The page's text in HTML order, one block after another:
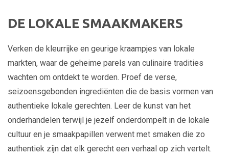
DE LOKALE SMAAKMAKERS
Verken de kleurrijke en geurige kraampjes van lokale
markten, waar de geheime parels van culinaire tradities
wachten om ontdekt te worden. Proef de verse,
seizoensgebonden ingrediënten die de basis vormen van
authentieke lokale gerechten. Leer de kunst van het
onderhandelen terwijl je jezelf onderdompelt in de lokale
cultuur en je smaakpapillen verwent met smaken die zo
authentiek zijn dat elk gerecht een verhaal op zich vertelt.